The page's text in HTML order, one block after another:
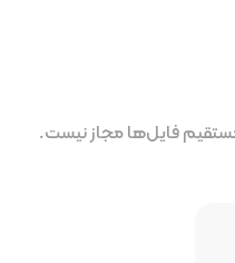
فایل‌ها مجاز نیست.